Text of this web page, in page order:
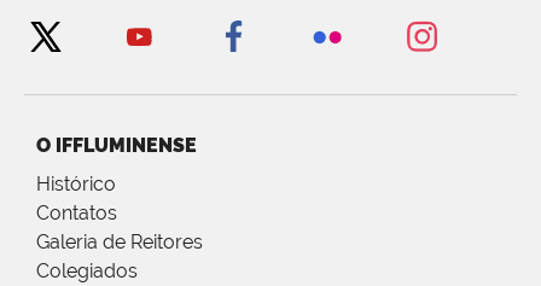
O IFFLUMINENSE
Histórico
Contatos
Galeria de Reitores
Colegiados